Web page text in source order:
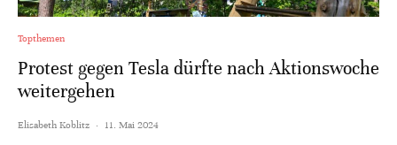
Topthemen
Protest gegen Tesla dürfte nach Aktionswoche
weitergehen
Elisabeth Koblitz · 11. Mai 2024